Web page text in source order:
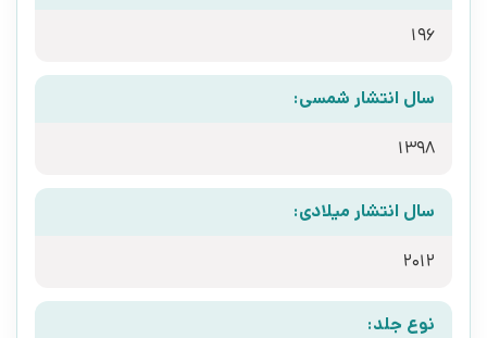
196
سال انتشار شمسی:
1398
سال انتشار میلادی:
2012
نوع جلد: